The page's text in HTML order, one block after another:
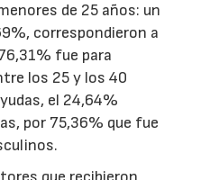
de 25 años: un
correspondieron a
fue para
los 25 y los 40
el 24,64%
por 75,36% que fue